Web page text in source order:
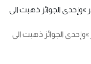
الجوائز ذهبت الى